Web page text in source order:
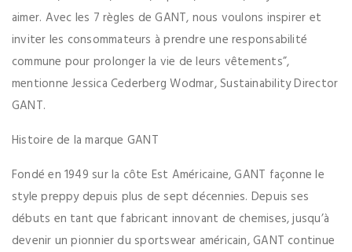
aimer. Avec les 7 règles de GANT, nous voulons inspirer et
inviter les consommateurs à prendre une responsabilité
commune pour prolonger la vie de leurs vêtements”,
mentionne Jessica Cederberg Wodmar, Sustainability Director
GANT.
Histoire de la marque GANT
Fondé en 1949 sur la côte Est Américaine, GANT façonne le
style preppy depuis plus de sept décennies. Depuis ses
débuts en tant que fabricant innovant de chemises, jusqu’à
devenir un pionnier du sportswear américain, GANT continue